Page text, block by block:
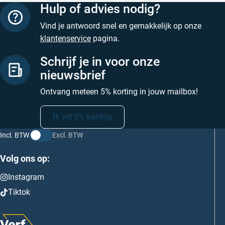
Hulp of advies nodig?
Vind je antwoord snel en gemakkelijk op onze
klantenservice pagina.
Schrijf je in voor onze
nieuwsbrief
Ontvang meteen 5% korting in jouw mailbox!
Ik wil 5% korting
Incl. BTW Excl. BTW
Volg ons op:
Instagram
Tiktok